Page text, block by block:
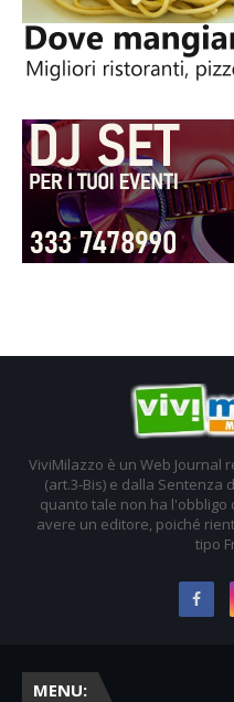
ViviMilazzo è un Web Journal
(art.3-Bis) e dalla Sentenza
quanto tale non ha l'obbligo
avere un editore, poiché
tipo
MENU: